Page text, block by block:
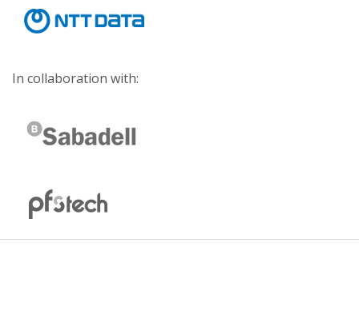
In collaboration with: